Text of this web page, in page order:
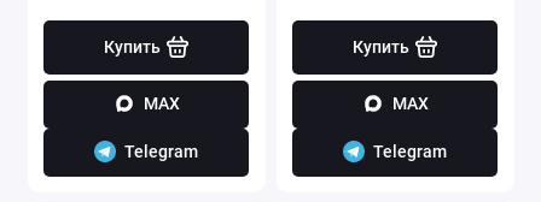
Купить
MAX
Telegram
Купить
MAX
Telegram